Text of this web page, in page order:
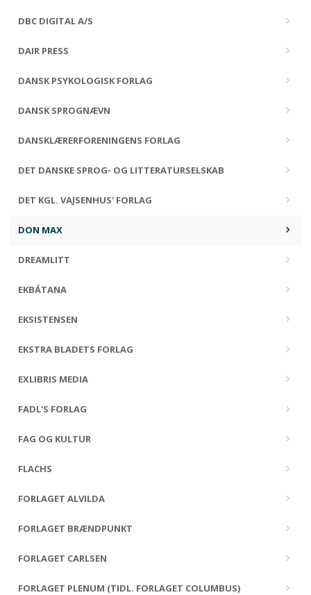
DBC DIGITAL A/S
DAIR PRESS
DANSK PSYKOLOGISK FORLAG
DANSK SPROGNÆVN
DANSKLÆRERFORENINGENS FORLAG
DET DANSKE SPROG- OG LITTERATURSELSKAB
DET KGL. VAJSENHUS' FORLAG
DON MAX
DREAMLITT
EKBÁTANA
EKSISTENSEN
EKSTRA BLADETS FORLAG
EXLIBRIS MEDIA
FADL'S FORLAG
FAG OG KULTUR
FLACHS
FORLAGET ALVILDA
FORLAGET BRÆNDPUNKT
FORLAGET CARLSEN
FORLAGET PLENUM (TIDL. FORLAGET COLUMBUS)